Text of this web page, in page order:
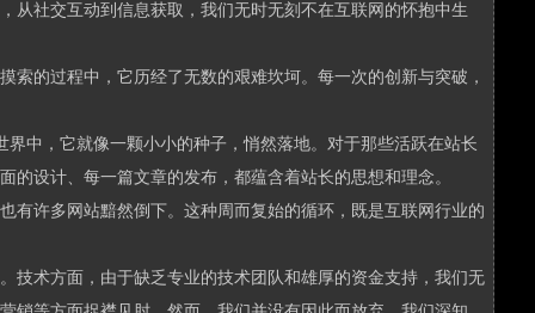
从社交互动到信息获取，我们无时无刻不在互联网的怀抱中生
的过程中，它历经了无数的艰难坎坷。每一次的创新与突破，
中，它就像一颗小小的种子，悄然落地。对于那些活跃在站长
设计、每一篇文章的发布，都蕴含着站长的思想和理念。
有许多网站黯然倒下。这种周而复始的循环，既是互联网行业的
技术方面，由于缺乏专业的技术团队和雄厚的资金支持，我们无